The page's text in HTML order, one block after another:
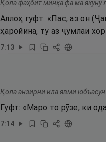
Қола фаҳбит минҳа фа ма якуну
Аллоҳ гуфт: «Пас, аз он
ҳаройина, ту аз ҷумлаи
7:13
Қола анзирни ила явми юбъасун.
Гуфт: «Маро то рӯзе, ки
7:14